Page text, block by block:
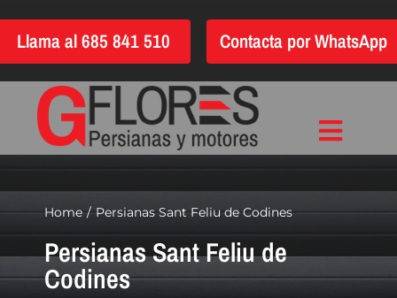
contenido
Llama al 685 841 510 Contacta por WhatsApp
Toggle
Instalación
Reparación
Motorización
Home Persianas Sant Feliu de Codines
Persianas Sant Feliu de
Codines